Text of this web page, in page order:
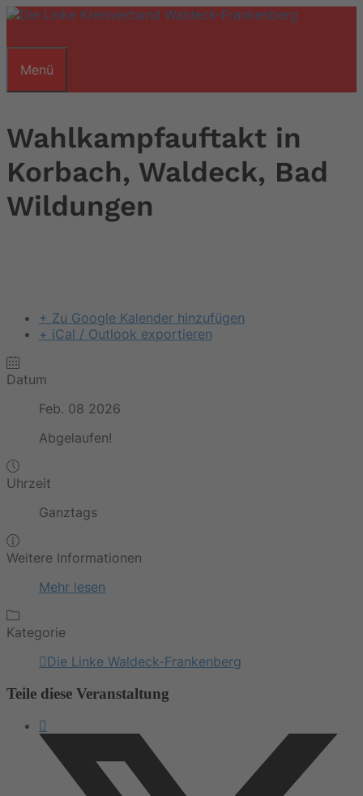
Zum
springen
Menü
Wahlkampfauftakt in
Korbach, Waldeck, Bad
Wildungen
+ Zu Google Kalender hinzufügen
+ iCal / Outlook exportieren
Datum
Feb. 08 2026
Abgelaufen!
Uhrzeit
Ganztags
Weitere Informationen
Mehr lesen
Kategorie
Die Linke Waldeck-Frankenberg
Teile diese Veranstaltung